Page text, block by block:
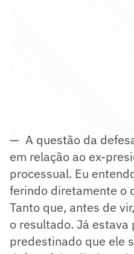
— A questão da
em relação ao ex-
processual. Eu
ferindo diretamente o
Tanto que, antes de
o resultado. Já
predestinado que ele